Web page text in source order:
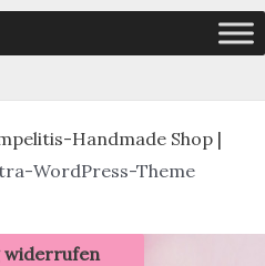
Handmade Shop |
WordPress-Theme
widerrufen